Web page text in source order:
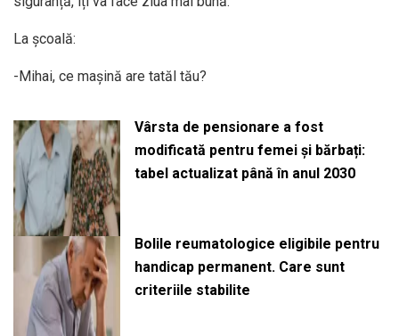
La școală:
-Mihai, ce mașină are tatăl tău?
Vârsta de pensionare a fost
modificată pentru femei și bărbați:
tabel actualizat până în anul 2030
Bolile reumatologice eligibile pentru
handicap permanent. Care sunt
criteriile stabilite